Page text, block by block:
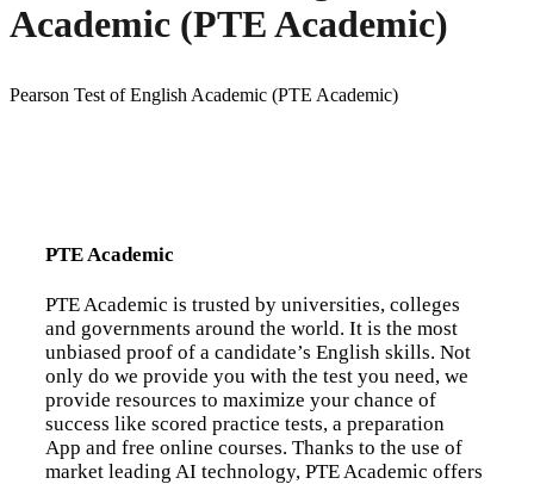
Academic (PTE Academic)
Pearson Test of English Academic (PTE Academic)
PTE Academic
PTE Academic is trusted by universities, colleges
and governments around the world. It is the most
unbiased proof of a candidate’s English skills. Not
only do we provide you with the test you need, we
provide resources to maximize your chance of
success like scored practice tests, a preparation
App and free online courses. Thanks to the use of
market leading AI technology, PTE Academic offers